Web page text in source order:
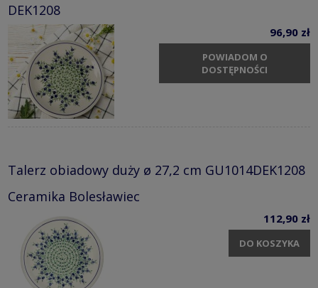
DEK1208
96,90 zł
POWIADOM O
DOSTĘPNOŚCI
Talerz obiadowy duży ø 27,2 cm GU1014DEK1208
Ceramika Bolesławiec
112,90 zł
DO KOSZYKA